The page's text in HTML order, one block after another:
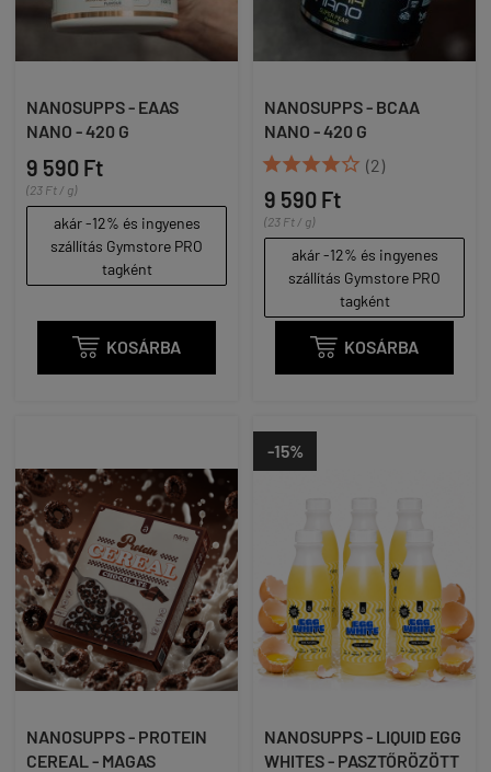
NANOSUPPS - EAAS
NANO - 420 G
9 590 Ft
(23 Ft / g)
akár -12% és ingyenes
szállítás Gymstore PRO
tagként
 KOSÁRBA
NANOSUPPS - BCAA
NANO - 420 G
 (2)
9 590 Ft
(23 Ft / g)
akár -12% és ingyenes
szállítás Gymstore PRO
tagként
 KOSÁRBA
NANOSUPPS - PROTEIN
CEREAL - MAGAS
-15%
NANOSUPPS - LIQUID EGG
WHITES - PASZTŐRÖZÖTT